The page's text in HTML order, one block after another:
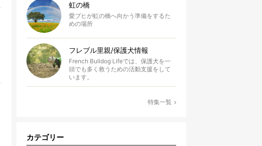
虹の橋
愛ブヒが虹の橋へ向かう準備をするた
めの場所
フレブル里親/保護犬情報
French Bulldog Lifeでは、保護犬を一
頭でも多く救うための活動支援をして
います。
特集一覧
カテゴリー